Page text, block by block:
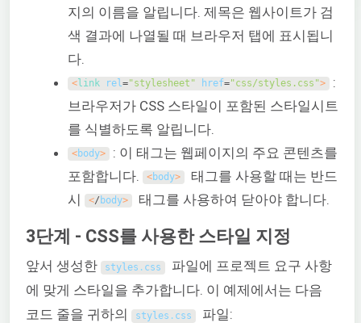
지의 이름을 알립니다. 제목은 웹사이트가 검
색 결과에 나열될 때 브라우저 탭에 표시됩니
다.
<link rel="stylesheet" href="css/styles.css"> :
브라우저가 CSS 스타일이 포함된 스타일시트
를 식별하도록 알립니다.
<body> : 이 태그는 웹페이지의 주요 콘텐츠를
포함합니다.
<body> 태그를 사용할 때는 반드
시
</ body> 태그를 사용하여 닫아야 합니다.
3단계 - CSS를 사용한 스타일 지정
앞서 생성한 styles . css 파일에 프로젝트 요구 사항
에 맞게 스타일을 추가합니다. 이 예제에서는 다음
코드 줄을 귀하의
styles . css 파일: